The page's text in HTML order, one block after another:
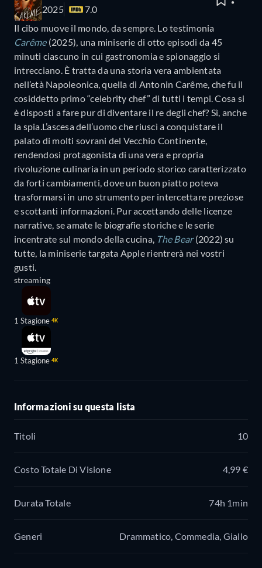
2025
7.0
Il cibo muove il mondo, da sempre. Lo testimonia
Carême(2025), una miniserie di otto episodi da 45
minuti ciascuno in cui gastronomia e spionaggio si
intrecciano. È tratta da una storia vera ambientata
nell’età Napoleonica, quella di Antonin Carême, che fu il
cosiddetto primo “celebrity chef” di tutti i tempi. Cosa si
è disposti a fare pur di diventare il re degli chef? Sì, anche
la spia.L’ascesa dell’uomo che riuscì a conquistare il
palato di molti sovrani del Vecchio Continente,
rendendosi protagonista di una vera e propria
rivoluzione culinaria in un periodo storico caratterizzato
da forti cambiamenti, dove un buon piatto poteva
trasformarsi in uno strumento per intercettare preziose
e scottanti informazioni. Pur accettando delle licenze
narrative, se amate le biografie storiche e le serie
incentrate sul mondo della cucina, The Bear(2022) su
tutte, la miniserie targata Apple rientrerà nei vostri
gusti.
streaming
1 Stagione 4K
1 Stagione 4K
Informazioni su questa lista
Titoli 10
Costo Totale Di Visione 4,99 €
Durata Totale 74h 1min
Generi Drammatico, Commedia, Giallo